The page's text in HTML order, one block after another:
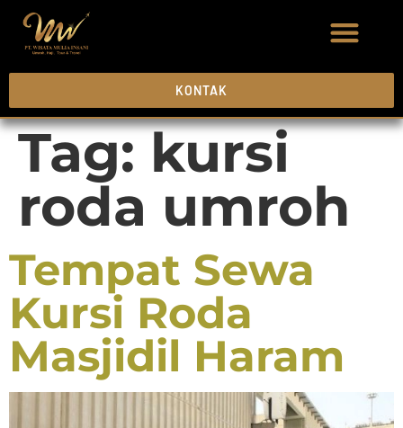
KONTAK
Tag:kursi
roda umroh
Tempat Sewa
Kursi Roda
Masjidil Haram